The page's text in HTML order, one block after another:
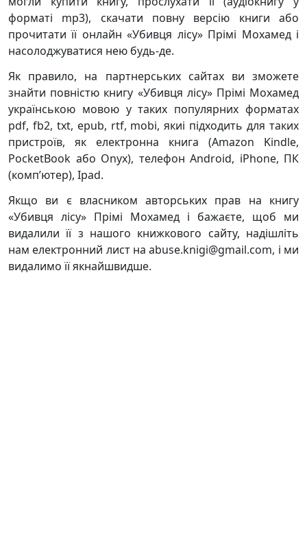
форматі mp3), скачати повну версію книги або
прочитати її онлайн «Убивця лісу» Прімі Мохамед і
насолоджуватися нею будь-де.
Як правило, на партнерських сайтах ви зможете
знайти повністю книгу «Убивця лісу» Прімі Мохамед
українською мовою у таких популярних форматах
pdf, fb2, txt, epub, rtf, mobi, якиі підходить для таких
пристроїв, як електронна книга (Amazon Kindle,
PocketBook або Onyx), телефон Android, iPhone, ПК
(комп’ютер), Ipad.
Якщо ви є власником авторських прав на книгу
«Убивця лісу» Прімі Мохамед і бажаєте, щоб ми
видалили її з нашого книжкового сайту, надішліть
нам електронний лист на abuse.knigi@gmail.com, і ми
видалимо її якнайшвидше.